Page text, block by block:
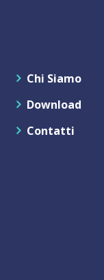
Chi Siamo
Download
Contatti